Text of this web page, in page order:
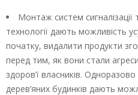
Монтаж систем сигналізації
технології дають можливість
початку, видалити продукти
перед тим, як вони стали
здоров’ї власників.
дерев’яних будинків дають